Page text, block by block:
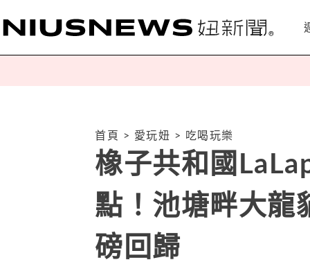
首頁 > 愛玩妞 > 吃喝玩樂
橡子共和國
點！池塘畔大龍
磅回歸